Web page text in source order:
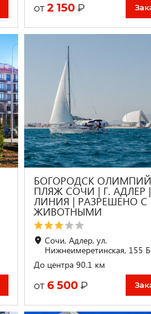
от2 150 ₽
БОГОРОДСК
ПЛЯЖ СОЧИ | Г. АДЛЕР
ЛИНИЯ | РАЗРЕШЕНО С
ЖИВОТНЫМИ
Сочи, Адлер, ул.
Нижнеимеретинская, 155 Б
До центра 90.1 км
от6 500 ₽